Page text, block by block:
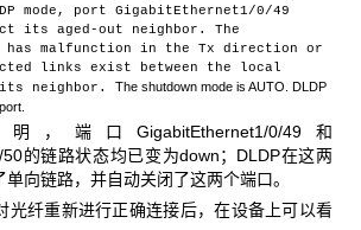
mode, port GigabitEthernet1/0/49
its aged-out neighbor. The
has malfunction in the Tx direction or
links exist between the local
its neighbor. The shutdown mode is AUTO. DLDP
，端口GigabitEthernet1/0/49和
的链路状态均已变为down；DLDP在这两
向链路，并自动关闭了这两个端口。
光纤重新进行正确连接后，在设备上可以看